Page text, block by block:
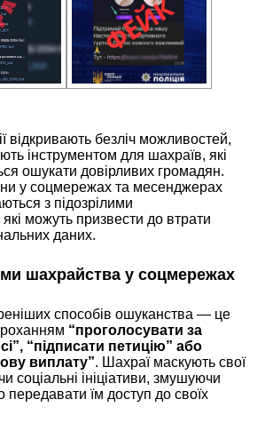
відкривають безліч можливостей,
інструментом для шахраїв, які
ошукати довірливих громадян.
у соцмережах та месенджерах
з підозрілими
можуть призвести до втрати
даних.
шахрайства у соцмережах
способів ошуканства — це
“проголосувати за
“підписати петицію” або
виплату”. Шахраї маскують свої
чи соціальні ініціативи, змушуючи
передавати їм доступ до своїх